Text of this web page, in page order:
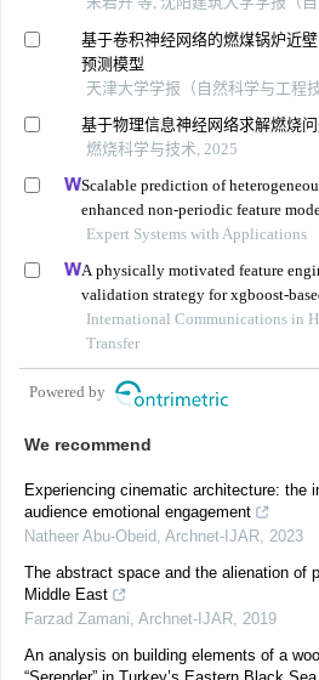
基于卷积神经网络的燃煤锅炉近
预测模型
天津大学学报（自然科学与工程
基于物理信息神经网络求解燃烧
燃烧科学与技术, 2025
Scalable prediction of
enhanced non-periodic feature
Expert Systems with Applications
A physically motivated feature
validation strategy for xgboost-
thermal conductivity in
International Communications in
Transfer
Powered by
We recommend
Experiencing cinematic architecture: the
audience emotional engagement
Natheer Abu-Obeid Archnet-IJAR 2023
The abstract space and the alienation of
Middle East
Farzad Zamani Archnet-IJAR 2019
An analysis on building elements of a